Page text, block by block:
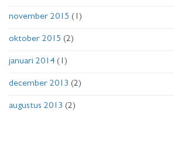
november 2015 (1)
oktober 2015 (2)
januari 2014(1)
december 2013 (2)
augustus 2013 (2)